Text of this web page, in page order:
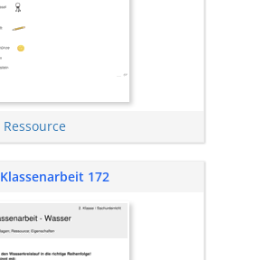
Ressource
Klassenarbeit 172